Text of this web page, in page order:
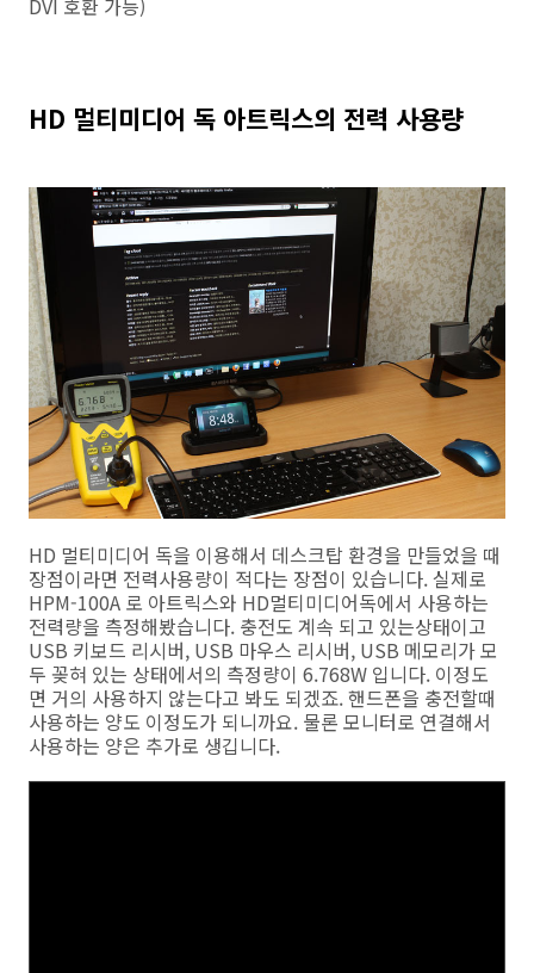
DVI 호환 가능)
HD 멀티미디어 독 아트릭스의 전력 사용량
HD 멀티미디어 독을 이용해서 데스크탑 환경을 만들었을 때
장점이라면 전력사용량이 적다는 장점이 있습니다. 실제로
HPM-100A 로 아트릭스와 HD멀티미디어독에서 사용하는
전력량을 측정해봤습니다. 충전도 계속 되고 있는상태이고
USB 키보드 리시버, USB 마우스 리시버, USB 메모리가 모
두 꽂혀 있는 상태에서의 측정량이 6.768W 입니다. 이정도
면 거의 사용하지 않는다고 봐도 되겠죠. 핸드폰을 충전할때
사용하는 양도 이정도가 되니까요. 물론 모니터로 연결해서
사용하는 양은 추가로 생깁니다.